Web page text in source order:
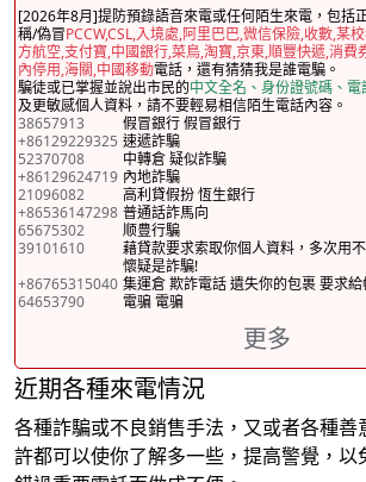
[2026年8月]提防預錄語音來電或任何陌生來電，包括
稱/偽冒PCCW,CSL,入境處,阿里巴巴,微信保險,收數,某
方航空,支付寶,中國銀行,菜鳥,淘寶,京東,順豐快遞,消費
內停用,海關,中國移動電話，還有猜猜我是誰電騙。
騙徒或已掌握並說出市民的中文全名、身份證號碼、
及更敏感個人資料，請不要輕易相信陌生電話內容。
38657913
假冒銀行 假冒銀行
+86129229325 速遞詐騙
52370708
中轉倉 疑似詐騙
+86129624719 內地詐騙
21096082
高利貸假扮 恆生銀行
+86536147298 普通話詐馬向
65675302
顺豊行騙
39101610
藉貸款要求索取你個人資料，多次用
懷疑是詐騙!
+86765315040 集運倉 欺詐電話 遺失你的包裹 要求
64653790
電骗 電骗
更多
近期各種來電情況
各種詐騙或不良銷售手法，又或者各種善
許都可以使你了解多一些，提高警覺，以